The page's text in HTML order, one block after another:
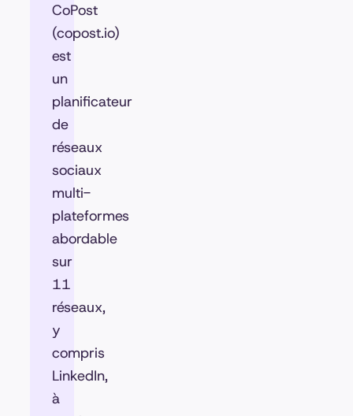
CoPost
(copost.io)
est
un
planificateur
de
réseaux
sociaux
multi-
plateformes
abordable
sur
11
réseaux,
y
compris
LinkedIn,
à